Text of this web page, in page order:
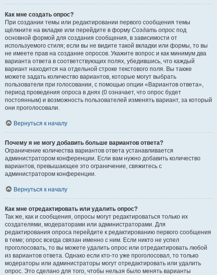
Как мне создать опрос?
При создании темы или редактировании первого сообщения темы
щёлкните на вкладке или перейдите в форму Создать опрос под
основной формой для создания сообщения, в зависимости от
используемого стиля; если вы не видите такой вкладки или формы, то вы
не имеете прав на создание опросов. Укажите вопрос и как минимум два
варианта ответа в соответствующих полях, убедившись, что каждый
вариант находится на отдельной строке текстового поля. Вы также
можете задать количество вариантов, которые могут выбрать
пользователи при голосовании, с помощью опции «Вариантов ответа»,
период проведения опроса в днях (0 означает, что опрос будет
постоянным) и возможность пользователей изменять вариант, за который
они проголосовали.
Вернуться к началу
Почему я не могу добавить больше вариантов ответа?
Ограничение количества вариантов ответа устанавливается
администратором конференции. Если вам нужно добавить количество
вариантов, превышающее это ограничение, свяжитесь с
администратором конференции.
Вернуться к началу
Как мне отредактировать или удалить опрос?
Так же, как и сообщения, опросы могут редактироваться только их
создателями, модераторами или администраторами. Для
редактирования опроса перейдите к редактированию первого сообщения
в теме; опрос всегда связан именно с ним. Если никто не успел
проголосовать, то вы можете удалить опрос или отредактировать любой
из вариантов ответа. Однако если кто-то уже проголосовал, то только
модераторы или администраторы могут отредактировать или удалить
опрос. Это сделано для того, чтобы нельзя было менять варианты